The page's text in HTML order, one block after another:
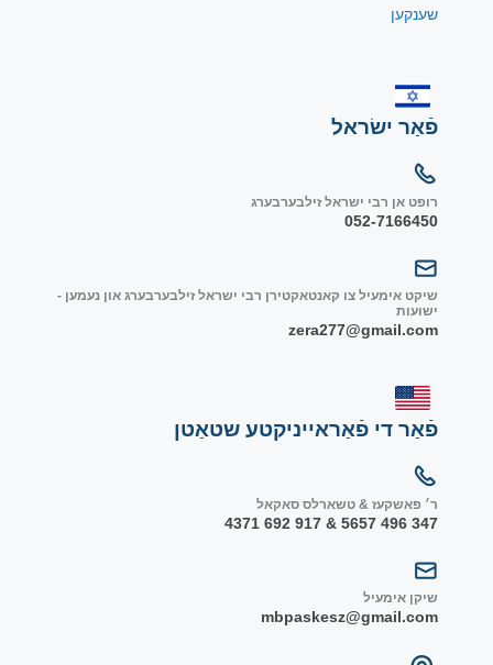
שענקען
פֿאַר ישׂראל
רופט אן רבי ישראל זילבערבערג
052-7166450
שיקט אימעיל צו קאנטאקטירן רבי ישראל זילבערבערג און נעמען -
ישועות
zera277@gmail.com
פֿאַר די פֿאַראייניקטע שטאַטן
ר׳ פאשקעז & טשארלס סאקאל
347 496 5657 & 917 692 4371
שיקן אימעיל
mbpaskesz@gmail.com